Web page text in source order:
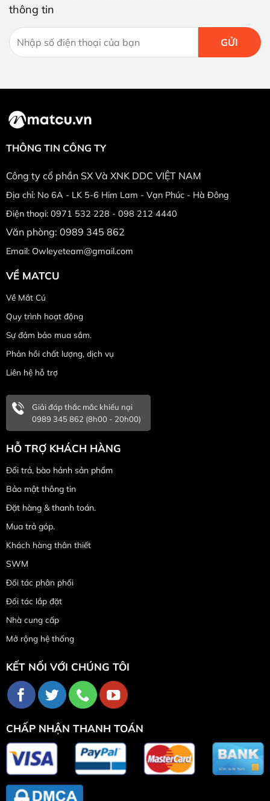
thông tin
THÔNG TIN CÔNG TY
Công ty cổ phần SX Và XNK DDC VIỆT NAM
Địa chỉ: No 6A - LK 5-6 Him Lam - Vạn Phúc - Hà Đông
Điện thoại: 0971 532 228 - 098 212 4440
Văn phòng: 0989 345 862
Email: Owleyeteam@gmail.com
VỀ MATCU
Về Mắt Cú
Quy trình hoạt động
Sự đảm bảo mua sắm.
Phản hồi chất lượng, dịch vụ
Liên hệ hỗ trợ
Giải đáp thắc mắc khiếu nại
0989 345 862 (8h00 - 20h00)
HỖ TRỢ KHÁCH HÀNG
Đổi trả, bào hảnh sản phẩm
Bảo mật thông tin
Đặt hàng & thanh toán.
Mua trả góp.
Khách hàng thân thiết
SWM
Đối tác phân phối
Đối tác lắp đặt
Nhà cung cấp
Mở rộng hệ thống
KẾT NỐI VỚI CHÚNG TÔI
CHẤP NHẬN THANH TOÁN